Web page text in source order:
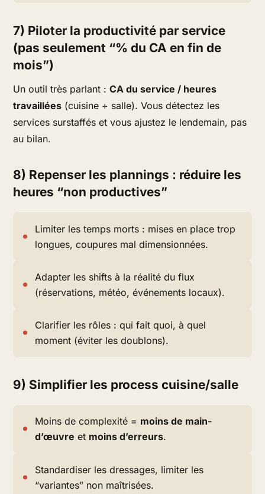
7) Piloter la productivité par service
(pas seulement “% du CA en fin de
mois”)
Un outil très parlant :CA du service / heures
travaillées (cuisine + salle). Vous détectez les
services surstaffés et vous ajustez le lendemain, pas
au bilan.
8) Repenser les plannings : réduire les
heures “non productives”
Limiter les temps morts : mises en place trop
longues, coupures mal dimensionnées.
Adapter les shifts à la réalité du flux
(réservations, météo, événements locaux).
Clarifier les rôles : qui fait quoi, à quel
moment (éviter les doublons).
9) Simplifier les process cuisine/salle
Moins de complexité = moins de main-
d’œuvre et moins d’erreurs.
Standardiser les dressages, limiter les
“variantes” non maîtrisées.